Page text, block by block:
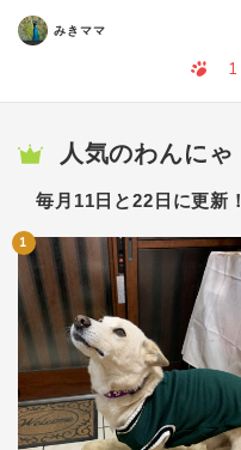
みきママ
1
人気のわんにゃ
毎月11日と22日に更新！
1